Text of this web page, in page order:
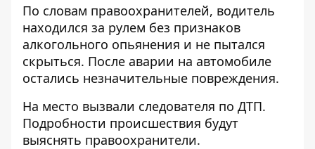
По словам правоохранителей, водитель
находился за рулем без признаков
алкогольного опьянения и не пытался
скрыться. После аварии на автомобиле
остались незначительные повреждения.
На место вызвали следователя по ДТП.
Подробности происшествия будут
выяснять правоохранители.